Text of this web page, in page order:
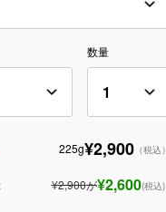
数量
225g¥2,900（税込）
¥2,900が¥2,600(税込)